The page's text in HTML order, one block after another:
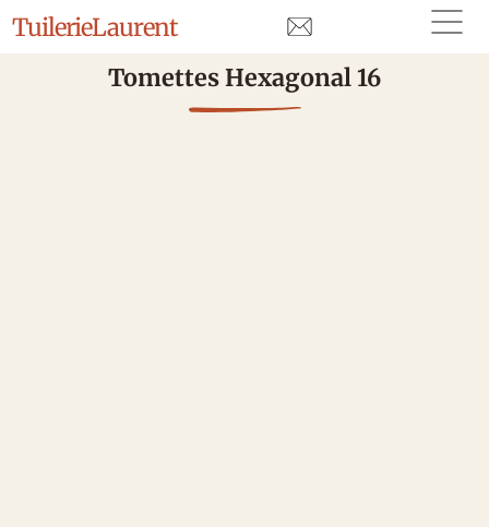
TuilerieLaurent
Tomettes Hexagonal 16